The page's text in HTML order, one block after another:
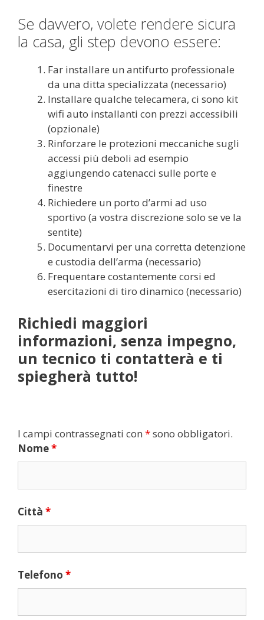
Se davvero, volete rendere sicura
la casa, gli step devono essere:
Far installare un antifurto professionale
da una ditta specializzata (necessario)
Installare qualche telecamera, ci sono kit
wifi auto installanti con prezzi accessibili
(opzionale)
Rinforzare le protezioni meccaniche sugli
accessi più deboli ad esempio
aggiungendo catenacci sulle porte e
finestre
Richiedere un porto d’armi ad uso
sportivo (a vostra discrezione solo se ve la
sentite)
Documentarvi per una corretta detenzione
e custodia dell’arma (necessario)
Frequentare costantemente corsi ed
esercitazioni di tiro dinamico (necessario)
Richiedi maggiori
informazioni, senza impegno,
un tecnico ti contatterà e ti
spiegherà tutto!
I campi contrassegnati con *sono obbligatori.
Nome*
Città *
Telefono *